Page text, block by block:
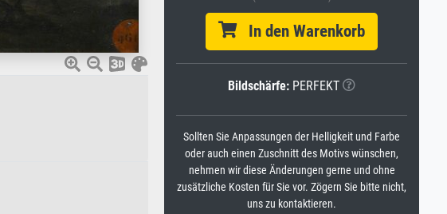
In den Warenkorb
Bildschärfe: PERFEKT
Sollten Sie Anpassungen der Helligkeit und Farbe
oder auch einen Zuschnitt des Motivs wünschen,
nehmen wir diese Änderungen gerne und ohne
zusätzliche Kosten für Sie vor. Zögern Sie bitte nicht,
uns zu kontaktieren.